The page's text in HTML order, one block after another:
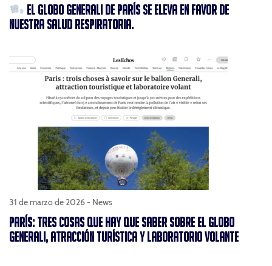
EL GLOBO GENERALI DE PARÍS SE ELEVA EN FAVOR DE
NUESTRA SALUD RESPIRATORIA.
31 de marzo de 2026 - News
PARÍS: TRES COSAS QUE HAY QUE SABER SOBRE EL GLOBO
GENERALI, ATRACCIÓN TURÍSTICA Y LABORATORIO VOLANTE